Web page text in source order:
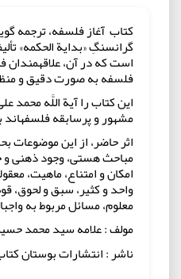
کتاب آغاز فلسفه، ترجمه
گران‏سنگِ «بدایة الحکمه»
است که در آن، علاقه‏مندان
فلسفه به صورت دقیق و
این کتاب را آیة اللَّه محمد
مشهور و پرسابقه
اثر حاضر، از این
مباحث هستى، وجود ذهنى و
امکان و امتناع، ماهیت،
واحد و کثیر، سبق و لحوق،
معلوم، مسائل مربوط به
مولف : علامه سید محمد
ناشر : انتشارات بوستان